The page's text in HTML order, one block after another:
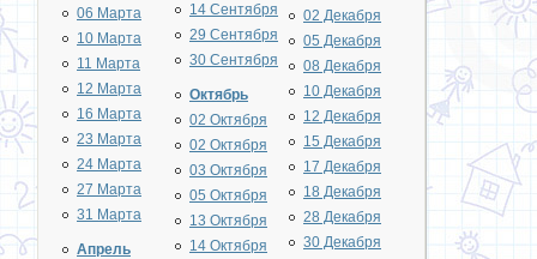
06 Марта
10 Марта
11 Марта
12 Марта
16 Марта
23 Марта
24 Марта
27 Марта
31 Марта
Апрель
14 Сентября
29 Сентября
30 Сентября
Октябрь
02 Октября
02 Октября
03 Октября
05 Октября
13 Октября
14 Октября
02 Декабря
05 Декабря
08 Декабря
10 Декабря
12 Декабря
15 Декабря
17 Декабря
18 Декабря
28 Декабря
30 Декабря